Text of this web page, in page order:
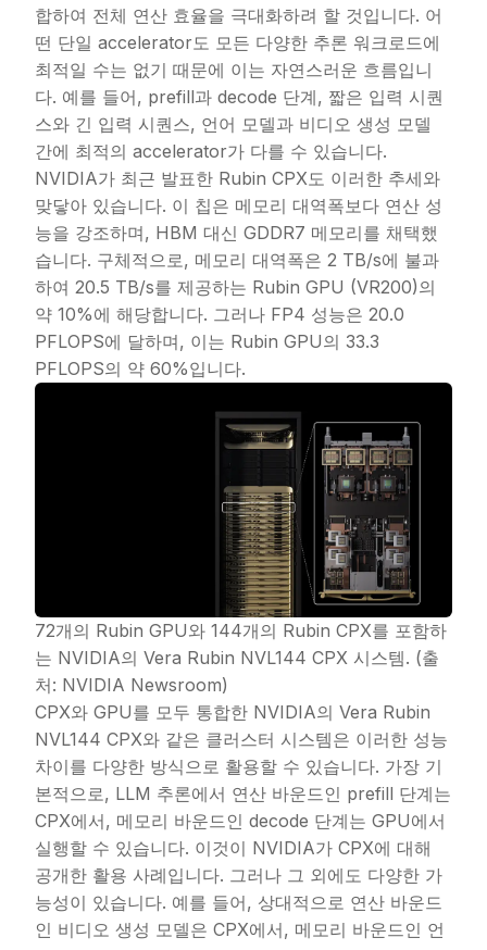
합하여 전체 연산 효율을 극대화하려 할 것입니다. 어
떤 단일 accelerator도 모든 다양한 추론 워크로드에
최적일 수는 없기 때문에 이는 자연스러운 흐름입니
다. 예를 들어, prefill과 decode 단계, 짧은 입력 시퀀
스와 긴 입력 시퀀스, 언어 모델과 비디오 생성 모델
간에 최적의 accelerator가 다를 수 있습니다.
NVIDIA가 최근 발표한 Rubin CPX도 이러한 추세와
맞닿아 있습니다. 이 칩은 메모리 대역폭보다 연산 성
능을 강조하며, HBM 대신 GDDR7 메모리를 채택했
습니다. 구체적으로, 메모리 대역폭은 2 TB/s에 불과
하여 20.5 TB/s를 제공하는 Rubin GPU (VR200)의
약 10%에 해당합니다. 그러나 FP4 성능은 20.0
PFLOPS에 달하며, 이는 Rubin GPU의 33.3
PFLOPS의 약 60%입니다.
72개의 Rubin GPU와 144개의 Rubin CPX를 포함하
는 NVIDIA의 Vera Rubin NVL144 CPX 시스템. (출
처: NVIDIA Newsroom)
CPX와 GPU를 모두 통합한 NVIDIA의 Vera Rubin
NVL144 CPX와 같은 클러스터 시스템은 이러한 성능
차이를 다양한 방식으로 활용할 수 있습니다. 가장 기
본적으로, LLM 추론에서 연산 바운드인 prefill 단계는
CPX에서, 메모리 바운드인 decode 단계는 GPU에서
실행할 수 있습니다. 이것이 NVIDIA가 CPX에 대해
공개한 활용 사례입니다. 그러나 그 외에도 다양한 가
능성이 있습니다. 예를 들어, 상대적으로 연산 바운드
인 비디오 생성 모델은 CPX에서, 메모리 바운드인 언